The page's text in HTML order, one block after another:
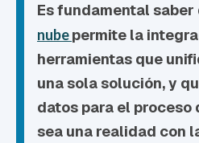
Es fundamental saber
nubepermite la
herramientas que
una sola solución,y
datos para el proceso
sea una realidad con